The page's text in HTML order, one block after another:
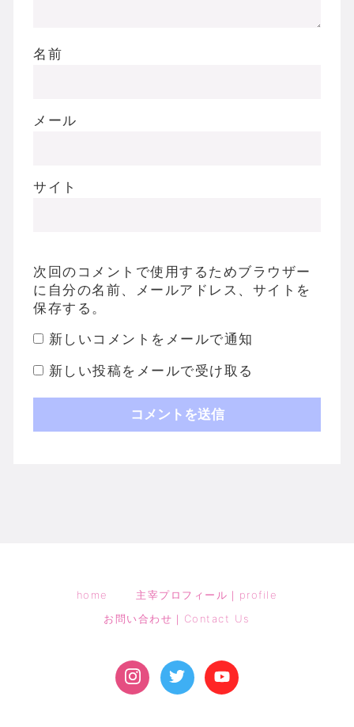
名前
メール
サイト
次回のコメントで使用するためブラウザー
に自分の名前、メールアドレス、サイトを
保存する。
新しいコメントをメールで通知
新しい投稿をメールで受け取る
home
主宰プロフィール｜profile
お問い合わせ｜Contact Us